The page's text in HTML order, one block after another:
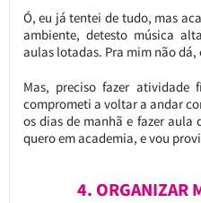
Ó, eu já tentei de tudo, mas
ambiente, detesto música
aulas lotadas. Pra mim não dá,
Mas, preciso fazer
comprometi a voltar a andar
os dias de manhã e fazer aula
quero em academia, e vou
4. ORGANIZAR